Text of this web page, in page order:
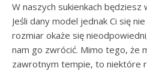
W naszych sukienkach będziesz
Jeśli dany model jednak Ci się
rozmiar okaże się
nam go zwrócić. Mimo tego, że
zawrotnym tempie, to niektóre